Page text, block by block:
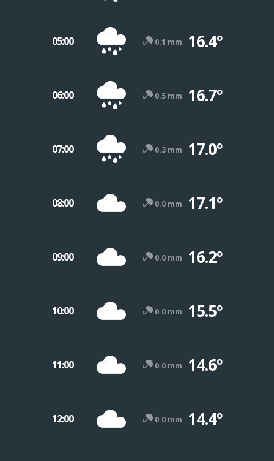
05:00 0.1 mm 16.4º
06:00 0.5 mm 16.7º
07:00 0.3 mm 17.0º
08:00 0.0 mm 17.1º
09:00 0.0 mm 16.2º
10:00 0.0 mm 15.5º
11:00 0.0 mm 14.6º
12:00 0.0 mm 14.4º